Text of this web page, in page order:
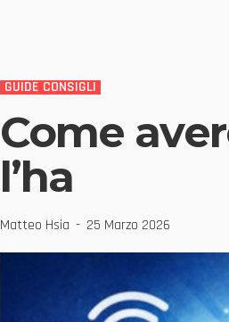
GUIDE CONSIGLI
Come
l’ha
Matteo Hsia 25 Marzo 2026